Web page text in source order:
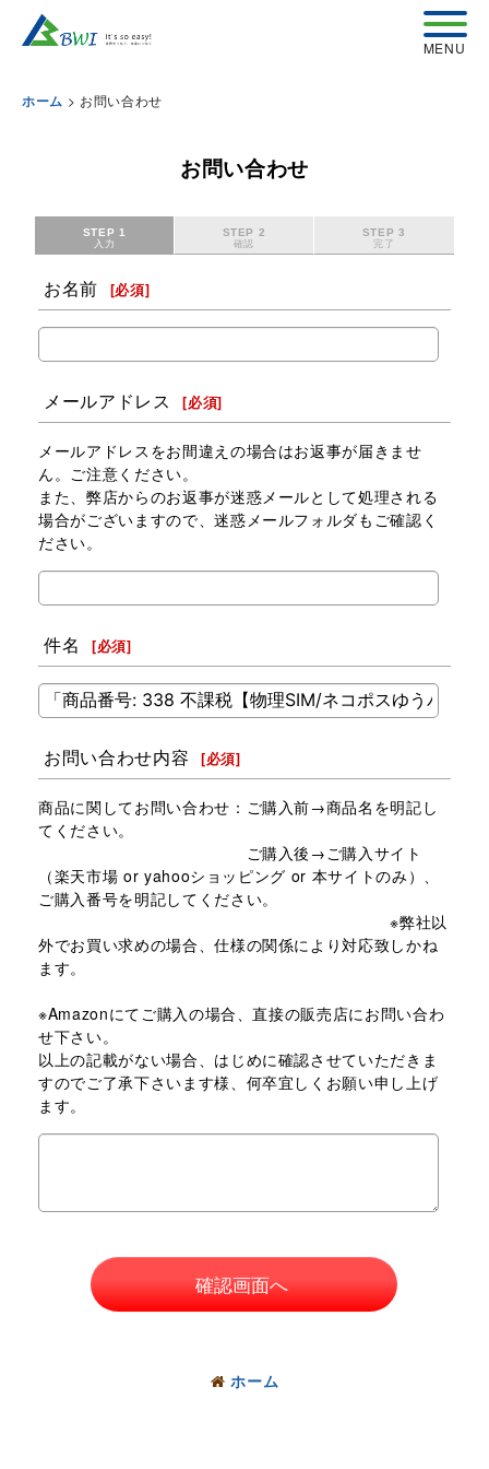
ホーム > お問い合わせ
お問い合わせ
STEP 1
入力
STEP 2
確認
STEP 3
完了
お名前 [必須]
メールアドレス [必須]
メールアドレスをお間違えの場合はお返事が届きませ
ん。ご注意ください。
また、弊店からのお返事が迷惑メールとして処理される
場合がございますので、迷惑メールフォルダもご確認く
ださい。
件名 [必須]
お問い合わせ内容 [必須]
商品に関してお問い合わせ：ご購入前→商品名を明記し
てください。
ご購入後→ご購入サイト
（楽天市場 or yahooショッピング or 本サイトのみ）、
ご購入番号を明記してください。
※弊社以
外でお買い求めの場合、仕様の関係により対応致しかね
ます。
※Amazonにてご購入の場合、直接の販売店にお問い合わ
せ下さい。
以上の記載がない場合、はじめに確認させていただきま
すのでご了承下さいます様、何卒宜しくお願い申し上げ
ます。
確認画面へ
ホーム